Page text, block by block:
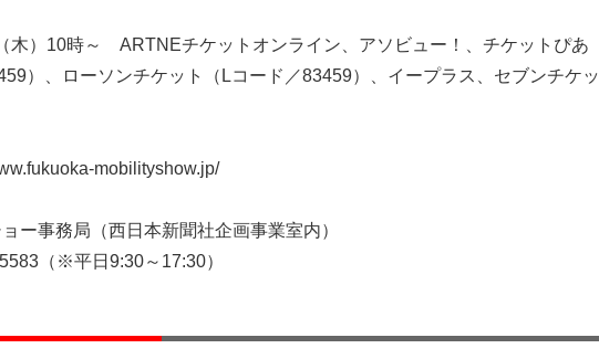
木）10時～ ARTNEチケットオンライン、アソビュー！、チケットぴあ
）、ローソンチケット（Lコード／83459）、イープラス、セブンチケッ
mobilityshow.jp/
ー事務局（西日本新聞社企画事業室内）
（※平日9:30～17:30）